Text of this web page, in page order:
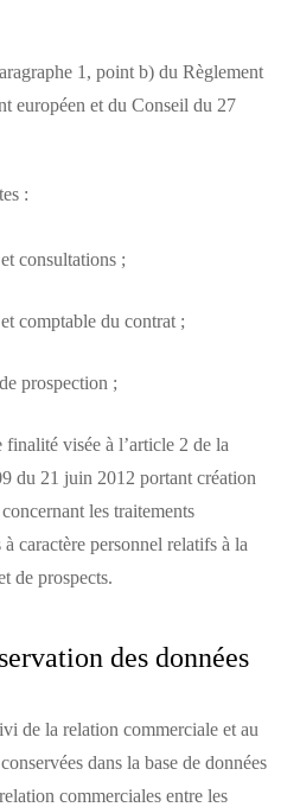
1, point b) du Règlement
européen et du Conseil du 27
:
consultations ;
comptable du contrat ;
prospection ;
finalité visée à l’article 2 de la
du 21 juin 2012 portant création
les traitements
caractère personnel relatifs à la
de prospects.
des données
de la relation commerciale et au
dans la base de données
commerciales entre les